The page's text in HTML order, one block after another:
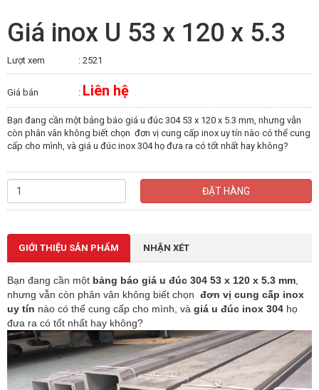
Giá inox U 53 x 120 x 5.3
Lượt xem : 2521
Giá bán : Liên hệ
Bạn đang cần một bảng báo giá u đúc 304 53 x 120 x 5.3 mm, nhưng vẫn
còn phân vân không biết chọn đơn vị cung cấp inox uy tín nào có thể cung
cấp cho mình, và giá u đúc inox 304 họ đưa ra có tốt nhất hay không?
ĐẶT HÀNG
GIỚI THIỆU SẢN PHẨM NHẬN XÉT
Bạn đang cần một bảng báo giá u đúc 304 53 x 120 x 5.3 mm,
nhưng vẫn còn phân vân không biết chọn đơn vị cung cấp inox
uy tín nào có thể cung cấp cho mình, và giá u đúc inox 304 họ
đưa ra có tốt nhất hay không?